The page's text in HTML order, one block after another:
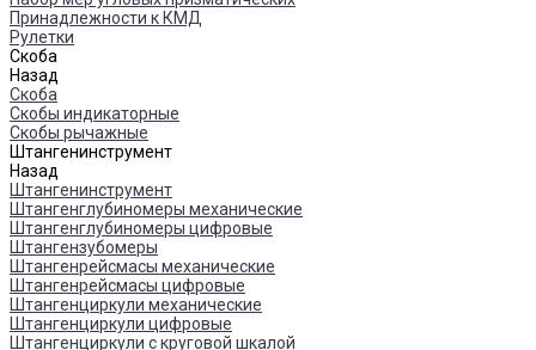
Принадлежности к КМД
Рулетки
Скоба
Назад
Скоба
Скобы индикаторные
Скобы рычажные
Штангенинструмент
Назад
Штангенинструмент
Штангенглубиномеры механические
Штангенглубиномеры цифровые
Штангензубомеры
Штангенрейсмасы механические
Штангенрейсмасы цифровые
Штангенциркули механические
Штангенциркули цифровые
Штангенциркули с круговой шкалой